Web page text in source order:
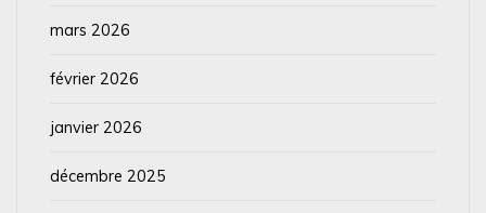
mars 2026
février 2026
janvier 2026
décembre 2025